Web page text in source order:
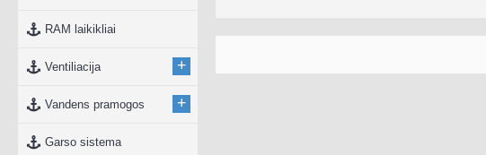
RAM laikikliai
Ventiliacija +
Vandens pramogos +
Garso sistema